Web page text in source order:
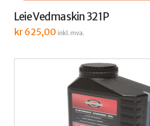
Leie Vedmaskin 321P
kr625,00 inkl. mva.